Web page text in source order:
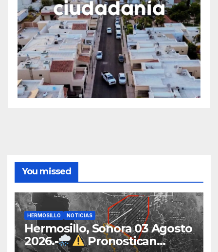
You missed
HERMOSILLO NOTICIAS
Hermosillo, Sonora 03 Agosto
2026.-
Pronostican